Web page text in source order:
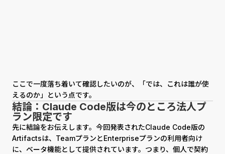
ここで一度落ち着いて確認したいのが、「では、これは誰が使
えるのか」という点です。
結論：Claude Code版は今のところ法人プ
ラン限定です
先に結論をお伝えします。今回発表されたClaude Code版の
Artifactsは、TeamプランとEnterpriseプランの利用者向け
に、ベータ機能として提供されています。つまり、個人で契約